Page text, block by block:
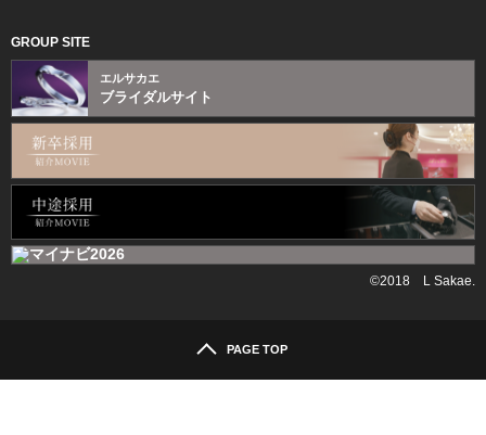
GROUP SITE
エルサカエ
ブライダルサイト
©2018 L Sakae.
PAGE TOP